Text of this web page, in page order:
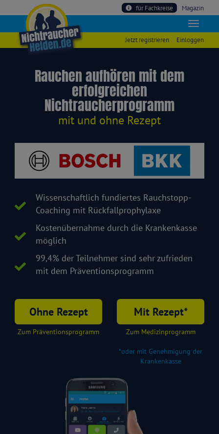
Magazin
für Fachkreise
Einloggen
Jetzt registrieren
Rauchen aufhören mit dem
erfolgreichen
Nichtraucherprogramm
mit und ohne Rezept
Wissenschaftlich fundiertes Rauchstopp-
Coaching mit Rückfallprophylaxe
Kostenübernahme durch die Krankenkasse
möglich
99,4% der Teilnehmer sind sehr zufrieden
mit dem Präventionsprogramm
Ohne Rezept
Zum Präventionsprogramm
Mit Rezept*
Zum Medizinprogramm
*oder mit Genehmigung der
Krankenkasse